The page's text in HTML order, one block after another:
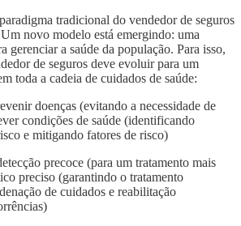
tradicional do vendedor de seguros
novo modelo está emergindo: uma
gerenciar a saúde da população. Para isso,
de seguros deve evoluir para um
toda a cadeia de cuidados de saúde:
doenças (evitando a necessidade de
condições de saúde (identificando
e mitigando fatores de risco)
precoce (para um tratamento mais
preciso (garantindo o tratamento
de cuidados e reabilitação